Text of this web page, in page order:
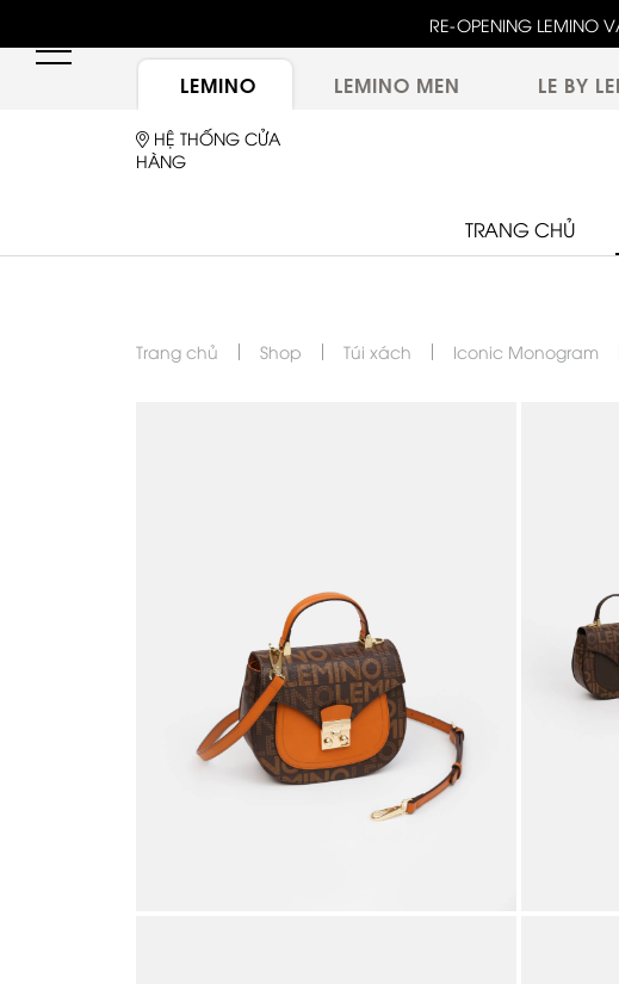
RE-OPENING
LEMINO LEMINO MEN LE BY
HỆ THỐNG CỬA
HÀNG
TRANG CHỦ
Trang chủ Shop Túi xách Iconic Monogram